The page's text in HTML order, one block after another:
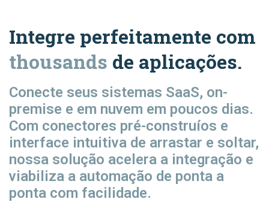
Integre perfeitamente com
thousands de aplicações.
Conecte seus sistemas SaaS, on-
premise e em nuvem em poucos dias.
Com conectores pré-construíos e
interface intuitiva de arrastar e soltar,
nossa solução acelera a integração e
viabiliza a automação de ponta a
ponta com facilidade.